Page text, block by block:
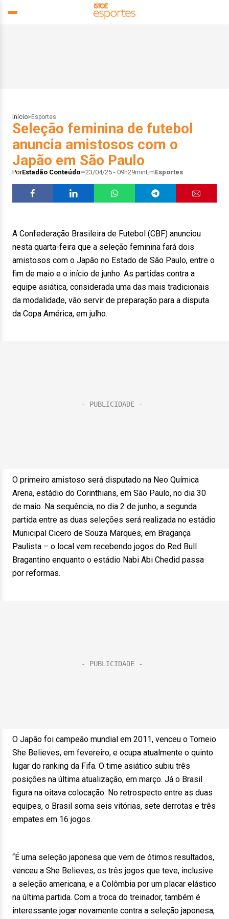
Início> Esportes
Seleção feminina de futebol
anuncia amistosos com o
Japão em São Paulo
PorEstadão Conteúdo 23/04/25 - 09h29minEmEsportes
A Confederação Brasileira de Futebol (CBF) anunciou
nesta quarta-feira que a seleção feminina fará dois
amistosos com o Japão no Estado de São Paulo, entre o
fim de maio e o início de junho. As partidas contra a
equipe asiática, considerada uma das mais tradicionais
da modalidade, vão servir de preparação para a disputa
da Copa América, em julho.
O primeiro amistoso será disputado na Neo Química
Arena, estádio do Corinthians, em São Paulo, no dia 30
de maio. Na sequência, no dia 2 de junho, a segunda
partida entre as duas seleções será realizada no estádio
Municipal Cicero de Souza Marques, em Bragança
Paulista – o local vem recebendo jogos do Red Bull
Bragantino enquanto o estádio Nabi Abi Chedid passa
por reformas.
O Japão foi campeão mundial em 2011, venceu o Torneio
She Believes, em fevereiro, e ocupa atualmente o quinto
lugar do ranking da Fifa. O time asiático subiu três
posições na última atualização, em março. Já o Brasil
figura na oitava colocação. No retrospecto entre as duas
equipes, o Brasil soma seis vitórias, sete derrotas e três
empates em 16 jogos.
“É uma seleção japonesa que vem de ótimos resultados,
venceu a She Believes, os três jogos que teve, inclusive
a seleção americana, e a Colômbia por um placar elástico
na última partida. Com a troca do treinador, também é
interessante jogar novamente contra a seleção japonesa,